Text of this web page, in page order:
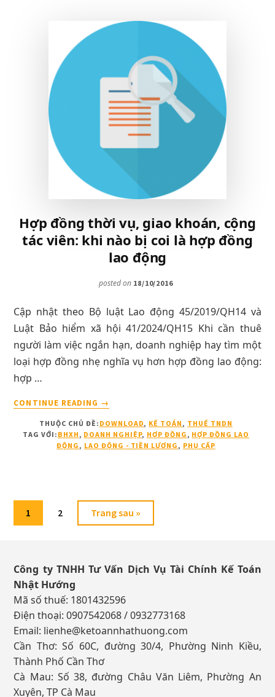
TOÁN
Hợp đồng thời vụ, giao khoán, cộng
tác viên: khi nào bị coi là hợp đồng
lao động
posted on 18/10/2016
Cập nhật theo Bộ luật Lao động 45/2019/QH14 và
Luật Bảo hiểm xã hội 41/2024/QH15 Khi cần thuê
người làm việc ngắn hạn, doanh nghiệp hay tìm một
loại hợp đồng nhẹ nghĩa vụ hơn hợp đồng lao động:
hợp …
CONTINUE READING
VỀHỢP
THỜI
VỤ,
KHI
LÀ
ĐỒNG
LAO
ĐỘNG
→
THUỘC CHỦ ĐỀ: DOWNLOAD, KẾ TOÁN , THUẾ TNDN
TAG VỚI: BHXH , DOANH NGHIỆP, HỢP ĐỒNG , HỢP ĐỒNG LAO
ĐỘNG , LAO ĐỘNG - TIỀN LƯƠNG , PHỤ CẤP
Trang
1 Trang
2
Chuyển
đến
Trang sau »
Công ty TNHH Tư Vấn Dịch Vụ Tài Chính Kế Toán
Nhật Hướng
Mã số thuế: 1801432596
Điện thoại: 0907542068 / 0932773168
Email: lienhe@ketoannhathuong.com
Cần Thơ: Số 60C, đường 30/4, Phường Ninh Kiều,
Thành Phố Cần Thơ
Cà Mau: Số 38, đường Châu Văn Liêm, Phường An
Xuyên, TP Cà Mau